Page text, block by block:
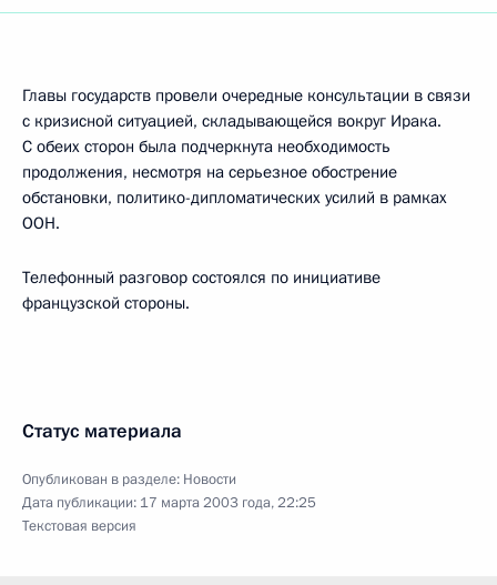
Главы государств провели очередные консультации в связи
с кризисной ситуацией, складывающейся вокруг Ирака.
С обеих сторон была подчеркнута необходимость
продолжения, несмотря на серьезное обострение
обстановки, политико-дипломатических усилий в рамках
ООН.
Телефонный разговор состоялся по инициативе
французской стороны.
Статус материала
Опубликован в разделе: Новости
Дата публикации: 17 марта 2003 года, 22:25
Текстовая версия